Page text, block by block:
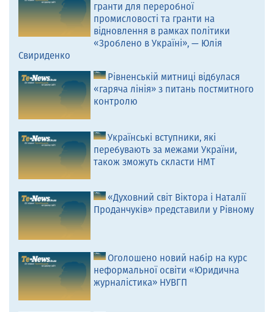
гранти для переробної
промисловості та гранти на
відновлення в рамках політики
«Зроблено в Україні», — Юлія
Свириденко
Рівненській митниці відбулася
«гаряча лінія» з питань постмитного
контролю
Українські вступники, які
перебувають за межами України,
також зможуть скласти НМТ
«Духовний світ Віктора і Наталії
Проданчуків» представили у Рівному
Оголошено новий набір на курс
неформальної освіти «Юридична
журналістика» НУВГП